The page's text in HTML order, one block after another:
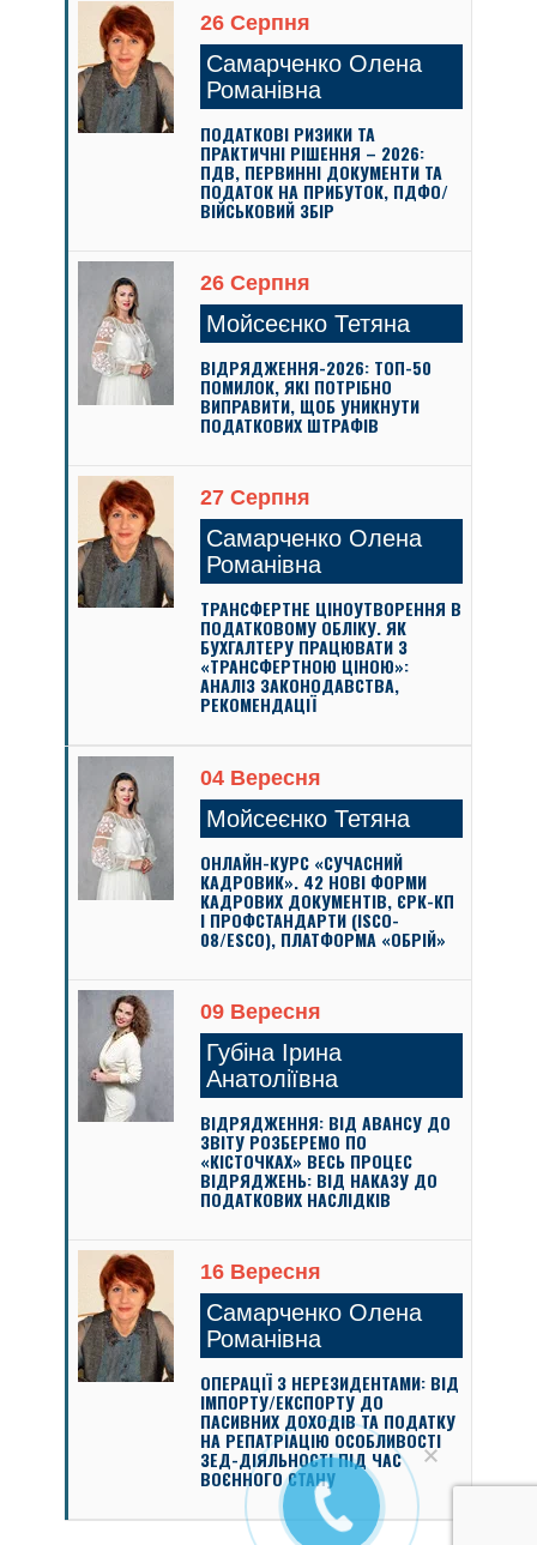
26 Серпня
Самарченко Олена
Романівна
ПОДАТКОВІ РИЗИКИ ТА
ПРАКТИЧНІ РІШЕННЯ – 2026:
ПДВ, ПЕРВИННІ ДОКУМЕНТИ ТА
ПОДАТОК НА ПРИБУТОК, ПДФО/
ВІЙСЬКОВИЙ ЗБІР
26 Серпня
Мойсеєнко Тетяна
ВІДРЯДЖЕННЯ-2026: ТОП-50
ПОМИЛОК, ЯКІ ПОТРІБНО
ВИПРАВИТИ, ЩОБ УНИКНУТИ
ПОДАТКОВИХ ШТРАФІВ
27 Серпня
Самарченко Олена
Романівна
ТРАНСФЕРТНЕ ЦІНОУТВОРЕННЯ В
ПОДАТКОВОМУ ОБЛІКУ. ЯК
БУХГАЛТЕРУ ПРАЦЮВАТИ З
«ТРАНСФЕРТНОЮ ЦІНОЮ»:
АНАЛІЗ ЗАКОНОДАВСТВА,
РЕКОМЕНДАЦІЇ
04 Вересня
Мойсеєнко Тетяна
ОНЛАЙН-КУРС «СУЧАСНИЙ
КАДРОВИК». 42 НОВІ ФОРМИ
КАДРОВИХ ДОКУМЕНТІВ, ЄРК-КП
І ПРОФСТАНДАРТИ (ISCO-
08/ESCO), ПЛАТФОРМА «ОБРІЙ»
09 Вересня
Губіна Ірина
Анатоліївна
ВІДРЯДЖЕННЯ: ВІД АВАНСУ ДО
ЗВІТУ РОЗБЕРЕМО ПО
«КІСТОЧКАХ» ВЕСЬ ПРОЦЕС
ВІДРЯДЖЕНЬ: ВІД НАКАЗУ ДО
ПОДАТКОВИХ НАСЛІДКІВ
16 Вересня
Самарченко Олена
Романівна
ОПЕРАЦІЇ З НЕРЕЗИДЕНТАМИ: ВІД
ІМПОРТУ/ЕКСПОРТУ ДО
ПАСИВНИХ ДОХОДІВ ТА ПОДАТКУ
НА РЕПАТРІАЦІЮ ОСОБЛИВОСТІ
ЗЕД-ДІЯЛЬНОСТІ ПІД ЧАС
ВОЄННОГО СТАНУ